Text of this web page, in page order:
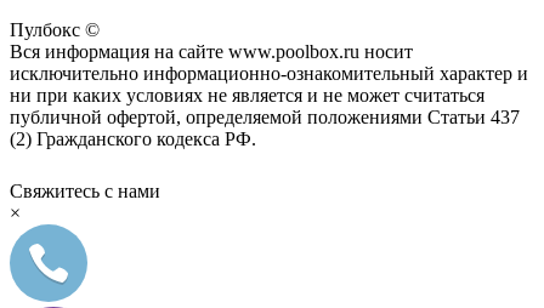
Пулбокс ©
Вся информация на сайте www.poolbox.ru носит
исключительно информационно-ознакомительный характер и
ни при каких условиях не является и не может считаться
публичной офертой, определяемой положениями Статьи 437
(2) Гражданского кодекса РФ.
Свяжитесь с нами
×